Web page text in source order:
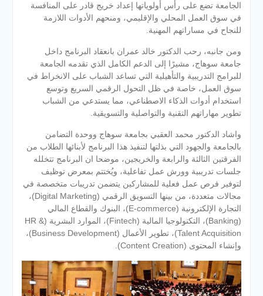
الجامعة تضع على رأس أولوياتها إعداد خريج قادر على المنافسة
في سوق العمل المحلي والإقليمي، ومنحهم الأدوات اللازمة
للنجاح في مساراتهم المهنية.
ومن جانبه، رحب الدكتور خالد عمران بانعقاد البرنامج داخل
جامعة سوهاج، مشيرًا إلى الدعم الكامل الذي تقدمه الجامعة
للبرامج التدريبية والتأهيلية التي تساعد الشباب على الانخراط في
سوق العمل، خاصة في ظل التحول الرقمي السريع وتوسع
استخدام أدوات الذكاء الاصطناعي، مما يستدعي من الشباب
تطوير مهاراتهم التقنية والتواصلية والتسويقية.
واشاد الدكتور محمد العقبي بجامعة سوهاج ووحدة التضامن
بالجامعة والجهود التي بذلتها لتنفيذ هذا البرنامج لأبنائها الطلاب من
الفرقتين الثالثة والرابعة والخريجين، موضحا ان البرنامج تتخلله
جلسات تدريبية وورش عمل تفاعلية، ويُختتم بمعرض توظيف
لتوفير فرص عمل فعلية للمشاركين يتضمن تدريبات متخصصة في
مجالات متعددة، من بينها التسويق الرقمي (Digital Marketing)،
التجارة الإلكترونية (E-commerce)، البنوك والقطاع المالي
(Banking)، التكنولوجيا المالية (Fintech)، الموارد البشرية (HR &
Talent Acquisition)، تطوير الأعمال (Business Development)،
وإنشاء المحتوى (Content Creation).